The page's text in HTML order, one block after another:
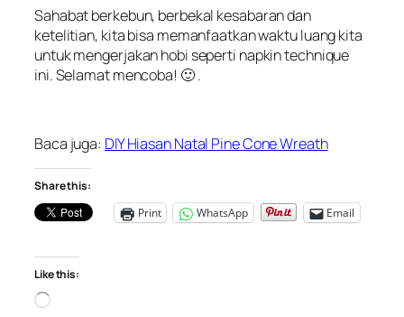
Sahabat berkebun, berbekal kesabaran dan
ketelitian, kita bisa memanfaatkan waktu luang kita
untuk mengerjakan hobi seperti napkin technique
ini. Selamat mencoba! 🙂 .
Baca juga: DIY Hiasan Natal Pine Cone Wreath
Share this:
Print
WhatsApp Email
Like this:
Loading…